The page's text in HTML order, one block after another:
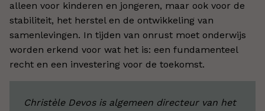
alleen voor kinderen en jongeren, maar ook voor de
stabiliteit, het herstel en de ontwikkeling van
samenlevingen. In tijden van onrust moet onderwijs
worden erkend voor wat het is: een fundamenteel
recht en een investering voor de toekomst.
Christèle Devos is algemeen directeur van het